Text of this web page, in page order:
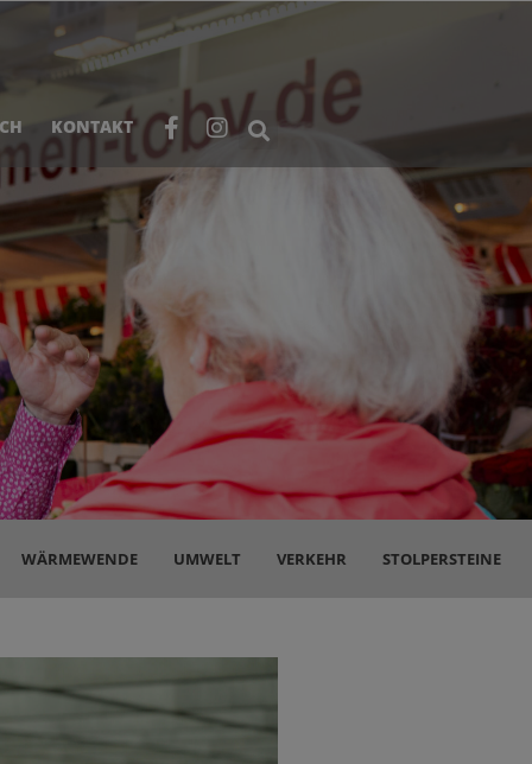
KONTAKT
WÄRMEWENDE UMWELT VERKEHR STOLPERSTEINE